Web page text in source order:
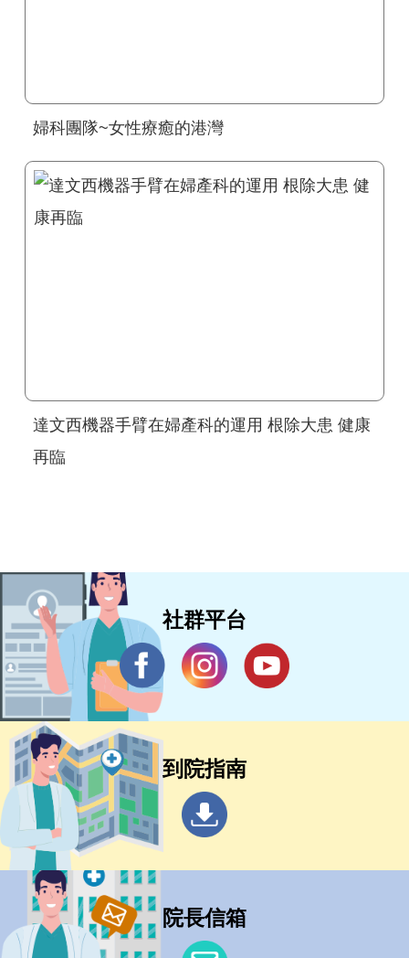
婦科團隊~女性療癒的港灣
達文西機器手臂在婦產科的運用 根除大患 健康
再臨
社群平台
到院指南
院長信箱